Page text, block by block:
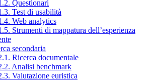
Questionari
Test di usabilità
Web analytics
Strumenti di mappatura dell’esperienza
secondaria
Ricerca documentale
Analisi benchmark
Valutazione euristica